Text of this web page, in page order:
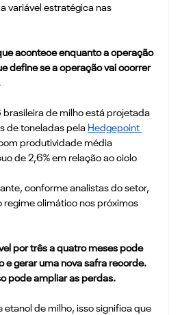
variável estratégica nas
acontece enquanto a operação
define se a operação vai ocorrer
de milho está projetada
de toneladas pela Hedgepoint
produtividade média
de 2,6% em relação ao ciclo
conforme analistas do setor,
regime climático nos próximos
por três a quatro meses pode
e gerar uma nova safra recorde.
pode ampliar as perdas.
etanol de milho, isso significa que